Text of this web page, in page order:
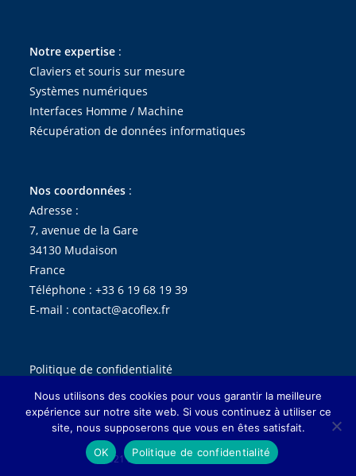
Notre expertise :
Claviers et souris sur mesure
Systèmes numériques
Interfaces Homme / Machine
Récupération de données informatiques
Nos coordonnées :
Adresse :
7, avenue de la Gare
34130 Mudaison
France
Téléphone :+33 6 19 68 19 39
E-mail :contact@acoflex.fr
Politique de confidentialité
© 2021 acoflex.fr. Tous droits réservés
Nous utilisons des cookies pour vous garantir la meilleure
expérience sur notre site web. Si vous continuez à utiliser ce
site, nous supposerons que vous en êtes satisfait.
OK
Politique de confidentialité